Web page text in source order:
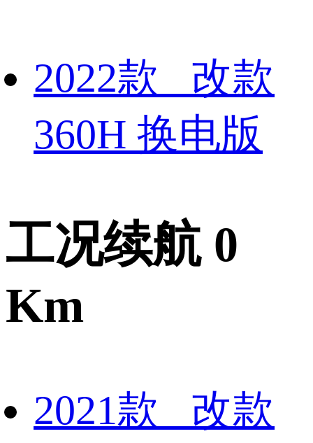
2022款 改款
360H 换电版
工况续航 0
Km
2021款 改款